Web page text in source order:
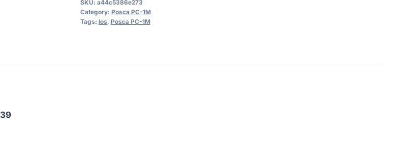
SKU: a44c5386e273
Category: Posca PC-1M
Tags: los, Posca PC-1M
39